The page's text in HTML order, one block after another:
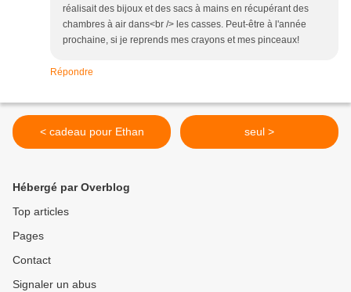
réalisait des bijoux et des sacs à mains en récupérant des
chambres à air dans<br /> les casses. Peut-être à l'année
prochaine, si je reprends mes crayons et mes pinceaux!
Répondre
< cadeau pour Ethan seul >
Hébergé par Overblog
Top articles
Pages
Contact
Signaler un abus